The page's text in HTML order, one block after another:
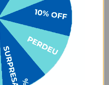
(
estampados ou
feitos especialmente para você,
momento da compra.
após a confirmação do
com a estampa
customização com nome
com atenção todos os
como modelo, estampa e